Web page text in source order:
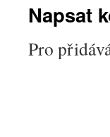
Napsat
Pro